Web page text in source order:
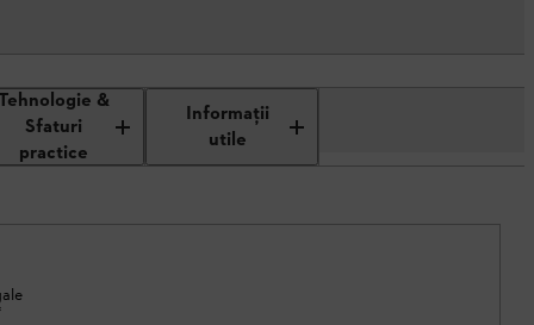
&
Sfaturi
practice
Informaţii
utile